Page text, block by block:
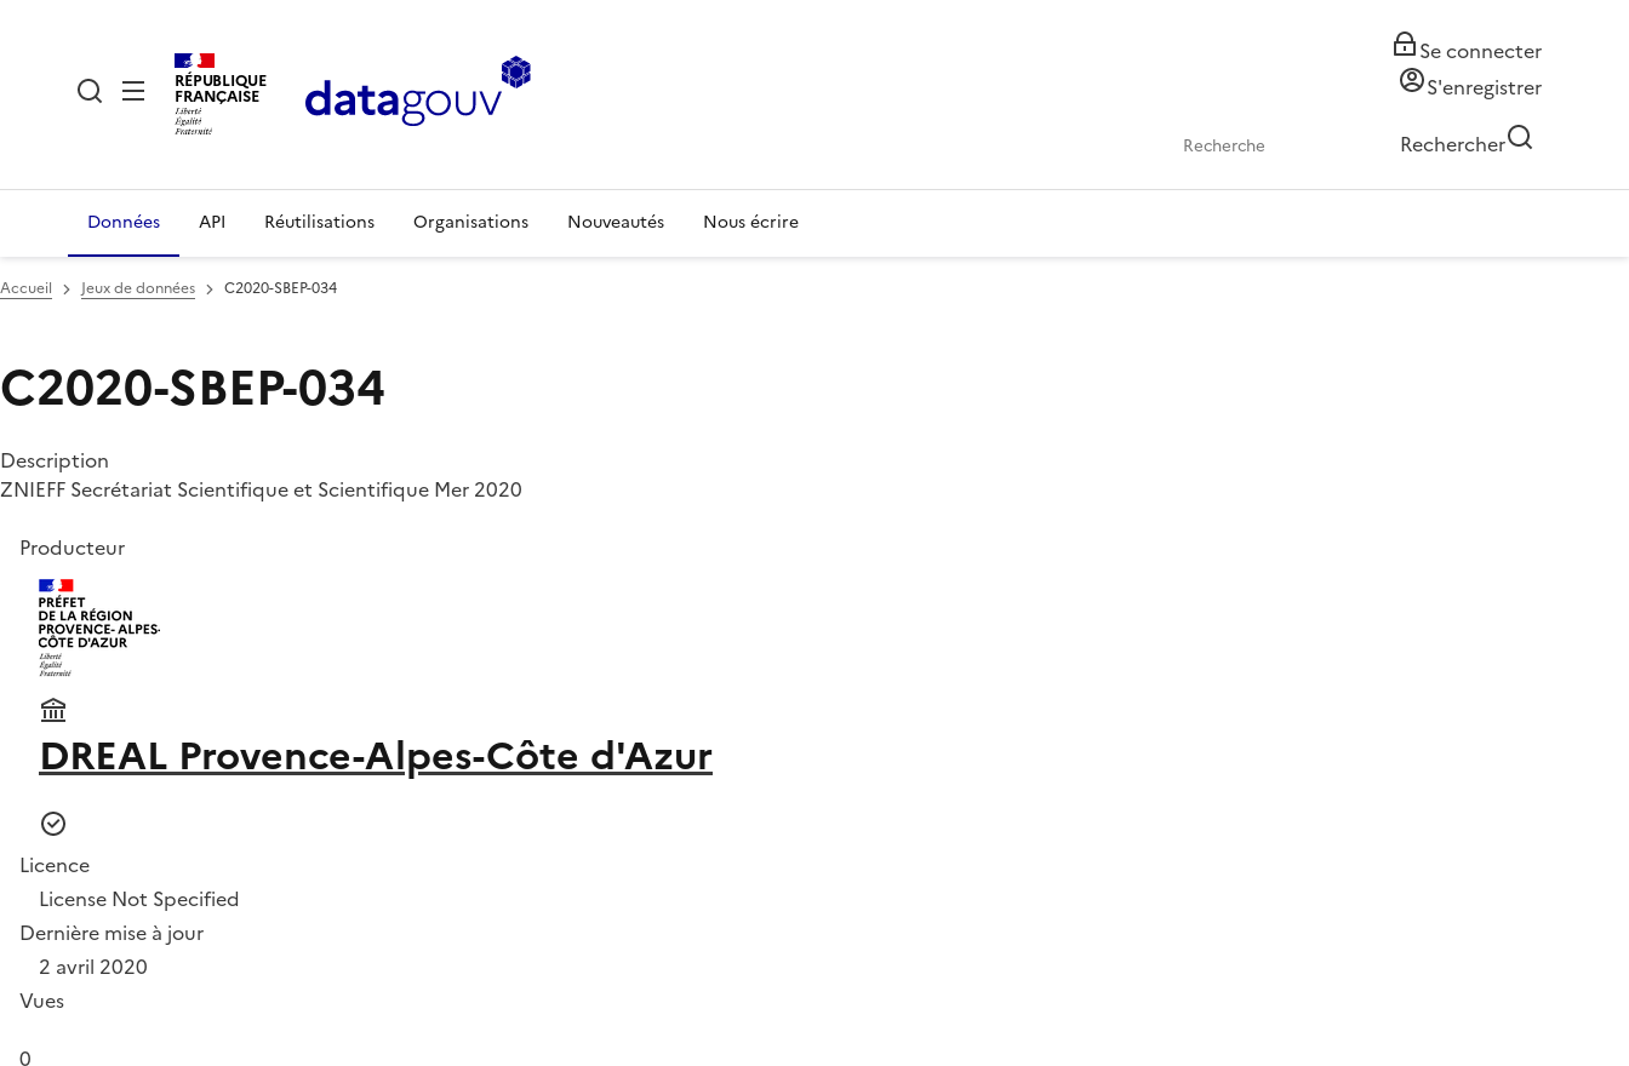
RÉPUBLIQUE
FRANÇAISE
Se connecter
S'enregistrer
Rechercher
Données API Réutilisations Organisations Nouveautés Nous écrire
Accueil Jeux de données C2020-SBEP-034
C2020-SBEP-034
Description
ZNIEFF Secrétariat Scientifique et Scientifique Mer 2020
Producteur
DREAL Provence-Alpes-Côte d'Azur
Licence
License Not Specified
Dernière mise à jour
2 avril 2020
Vues
0